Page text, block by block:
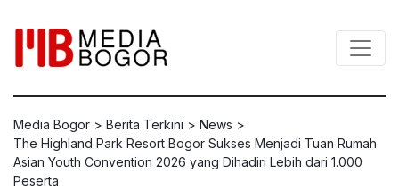
Media Bogor > Berita Terkini > News >
The Highland Park Resort Bogor Sukses Menjadi Tuan Rumah
Asian Youth Convention 2026 yang Dihadiri Lebih dari 1.000
Peserta